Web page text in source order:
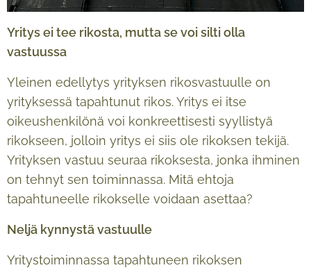
Yritys ei tee rikosta, mutta se voi silti olla
vastuussa
Yleinen edellytys yrityksen rikosvastuulle on
yrityksessä tapahtunut rikos. Yritys ei itse
oikeushenkilönä voi konkreettisesti syyllistyä
rikokseen, jolloin yritys ei siis ole rikoksen tekijä.
Yrityksen vastuu seuraa rikoksesta, jonka ihminen
on tehnyt sen toiminnassa. Mitä ehtoja
tapahtuneelle rikokselle voidaan asettaa?
Neljä kynnystävastuulle
Yritystoiminnassa tapahtuneen rikoksen